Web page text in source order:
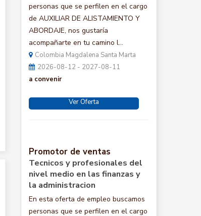
personas que se perfilen en el cargo
de AUXILIAR DE ALISTAMIENTO Y
ABORDAJE, nos gustaría
acompañarte en tu camino l...
Colombia Magdalena Santa Marta
2026-08-12 - 2027-08-11
a convenir
Ver Oferta
Promotor de ventas
Tecnicos y profesionales del
nivel medio en las finanzas y
la administracion
En esta oferta de empleo buscamos
personas que se perfilen en el cargo